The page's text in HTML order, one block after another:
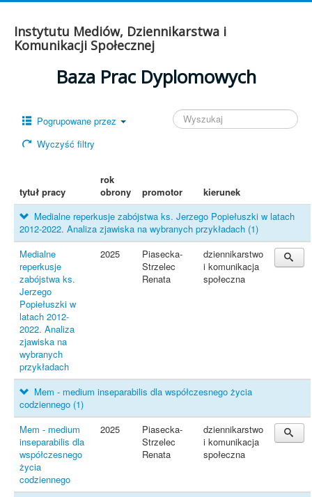
Instytutu Mediów, Dziennikarstwa i
Komunikacji Społecznej
Baza Prac Dyplomowych
Pogrupowane przez
Wyczyść filtry
tytuł pracy
rok
obrony
promotor kierunek
Medialne reperkusje zabójstwa ks. Jerzego Popiełuszki w latach
2012-2022. Analiza zjawiska na wybranych przykładach (1)
Medialne
reperkusje
zabójstwa ks.
Jerzego
Popiełuszki w
latach 2012-
2022. Analiza
zjawiska na
wybranych
przykładach
2025
Piasecka-
Strzelec
Renata
dziennikarstwo
i komunikacja
społeczna
Mem - medium inseparabilis dla współczesnego życia
codziennego (1)
Mem - medium
inseparabilis dla
współczesnego
życia
codziennego
2025
Piasecka-
Strzelec
Renata
dziennikarstwo
i komunikacja
społeczna